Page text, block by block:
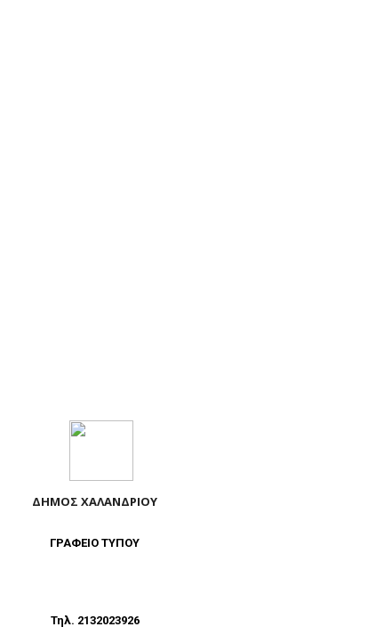
ΔΗΜΟΣ ΧΑΛΑΝΔΡΙΟΥ
ΓΡΑΦΕΙΟ ΤΥΠΟΥ
Τηλ. 2132023926